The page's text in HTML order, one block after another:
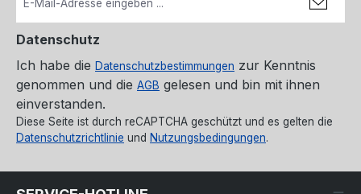
Datenschutz
Ich habe die Datenschutzbestimmungen zur Kenntnis
genommen und die AGB gelesen und bin mit ihnen
einverstanden.
Diese Seite ist durch reCAPTCHA geschützt und es gelten die
Datenschutzrichtlinie und Nutzungsbedingungen.